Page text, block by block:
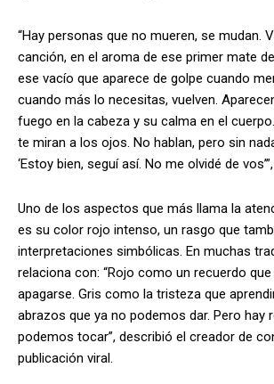
“Hay personas que no mueren, se mudan.
canción, en el aroma de ese primer mate
ese vacío que aparece de golpe cuando
cuando más lo necesitas, vuelven.
fuego en la cabeza y su calma en el
te miran a los ojos. No hablan, pero sin
‘Estoy bien, seguí así. No me olvidé de
Uno de los aspectos que más llama la
es su color rojo intenso, un rasgo que
interpretaciones simbólicas. En muchas
relaciona con: “Rojo como un recuerdo
apagarse. Gris como la tristeza que
abrazos que ya no podemos dar. Pero hay
podemos tocar”, describió el creador de
publicación viral.